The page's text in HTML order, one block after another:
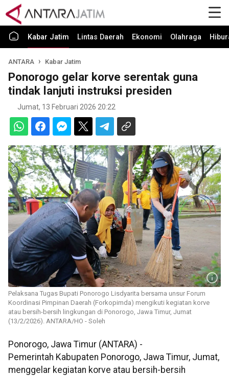
Kabar Jatim Lintas Daerah Ekonomi Olahraga
ANTARA Kabar Jatim
Ponorogo gelar korve serentak guna
tindak lanjuti instruksi presiden
Jumat, 13 Februari 2026 20:22
Pelaksana Tugas Bupati Ponorogo Lisdyarita bersama unsur Forum
Koordinasi Pimpinan Daerah (Forkopimda) mengikuti kegiatan korve
atau bersih-bersih lingkungan di Ponorogo, Jawa Timur, Jumat
(13/2/2026). ANTARA/HO - Soleh
Ponorogo, Jawa Timur (ANTARA) -
Pemerintah Kabupaten Ponorogo, Jawa Timur, Jumat,
menggelar kegiatan korve atau bersih-bersih